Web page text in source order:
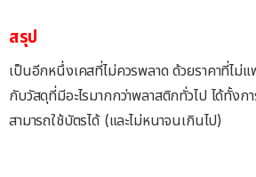
สรุป
เป็นอีกหนึ่งเคสที่ไม่ควรพลาด ด้วยราคาที่ไม่
กับวัสดุที่มีอะไรมากกว่าพลาสติกทั่วไป ได้ทั้ง
สามารถใช้บัตรได้ (และไม่หนาจนเกินไป)